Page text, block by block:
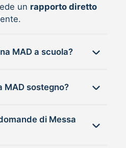
un rapporto diretto
Chi può inviare una MAD a scuola?
MAD sostegno?
di Messa